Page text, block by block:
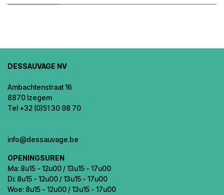
DESSAUVAGE NV
Ambachtenstraat 16
8870 Izegem
Tel +32 (0)51 30 98 70
info@dessauvage.be
OPENINGSUREN
Ma: 8u15 - 12u00 / 13u15 - 17u00
Di: 8u15 - 12u00 / 13u15 - 17u00
Woe: 8u15 - 12u00 / 13u15 - 17u00